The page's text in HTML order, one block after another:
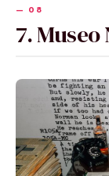
7.